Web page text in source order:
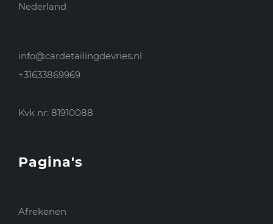
Nederland
info@cardetailingdevries.nl
+31633869969
Kvk nr: 81910088
Pagina's
Afrekenen